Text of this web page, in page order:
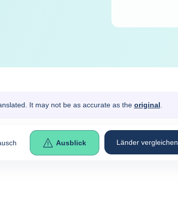
It may not be as accurate as the original
Ausblick Länder vergleichen